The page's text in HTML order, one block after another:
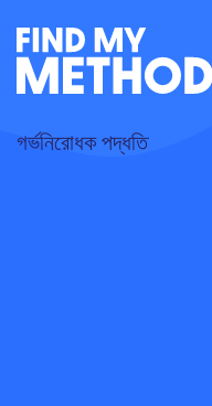
গর্ভনিরোধক পদ্ধতি